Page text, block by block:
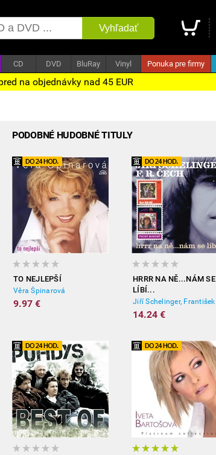
Vyhľadať
CD DVD BluRay Vinyl Ponuka pre firmy
na objednávky nad 45 EUR
PODOBNÉ HUDOBNÉ TITULY
TO NEJLEPŠÍ
Věra Špinarová
9.97 €
HRRR NA NĚ...NÁM SE
LÍBÍ...
14.24 €